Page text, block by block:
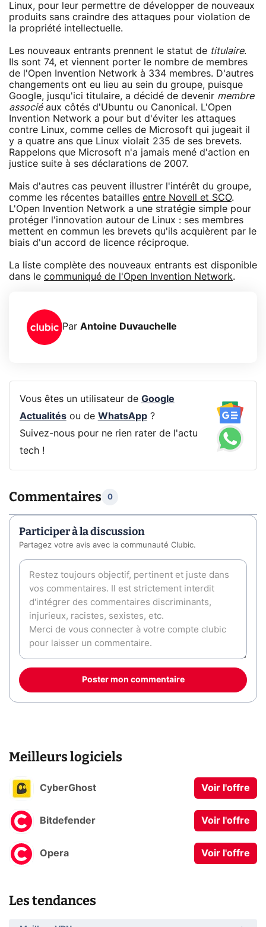
Linux, pour leur permettre de développer de nouveaux
produits sans craindre des attaques pour violation de
la propriété intellectuelle.
Les nouveaux entrants prennent le statut de titulaire.
Ils sont 74, et viennent porter le nombre de membres
de l'Open Invention Network à 334 membres. D'autres
changements ont eu lieu au sein du groupe, puisque
Google, jusqu'ici titulaire, a décidé de devenir membre
associéaux côtés d'Ubuntu ou Canonical. L'Open
Invention Network a pour but d'éviter les attaques
contre Linux, comme celles de Microsoft qui jugeait il
y a quatre ans que Linux violait 235 de ses brevets.
Rappelons que Microsoft n'a jamais mené d'action en
justice suite à ses déclarations de 2007.
Mais d'autres cas peuvent illustrer l'intérêt du groupe,
comme les récentes batailles entre Novell et SCO.
L'Open Invention Network a une stratégie simple pour
protéger l'innovation autour de Linux : ses membres
mettent en commun les brevets qu'ils acquièrent par le
biais d'un accord de licence réciproque.
La liste complète des nouveaux entrants est disponible
dans le communiqué de l'Open Invention Network.
Par Antoine Duvauchelle
Vous êtes un utilisateur de Google
Actualitésou de WhatsApp?
Suivez-nous pour ne rien rater de l'actu
tech !
Commentaires 0
Participer à la discussion
Partagez votre avis avec la communauté Clubic.
Poster mon commentaire
Meilleurs logiciels
CyberGhost Voir l'offre
Bitdefender Voir l'offre
Opera Voir l'offre
Les tendances